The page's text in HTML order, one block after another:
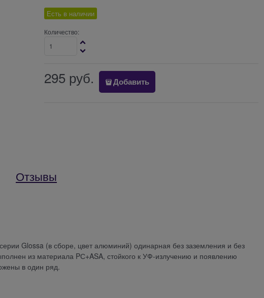
Есть в наличии
Количество:
295 руб. Добавить
Отзывы
Glossa (в сборе, цвет алюминий) одинарная без заземления и без
из материала PС+ASA, стойкого к УФ-излучению и появлению
в один ряд.